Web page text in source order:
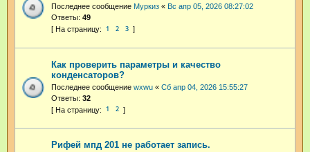
Последнее сообщение Муркиз « Вс апр 05, 2026 08:27:02
Ответы: 49
1 2 3
Как проверить параметры и качество
конденсаторов?
Последнее сообщение wxwu « Сб апр 04, 2026 15:55:27
Ответы: 32
1 2
Рифей мпд 201 не работает запись.